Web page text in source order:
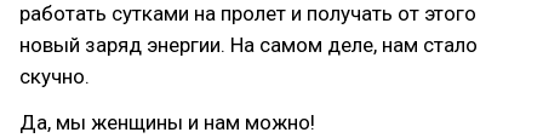
работать сутками на пролет и получать от этого
новый заряд энергии. На самом деле, нам стало
скучно.
Да, мы женщины и нам можно!